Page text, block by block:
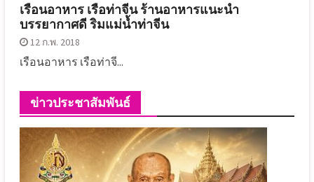
เรือนอาหาร เรือท่าจีน ร้านอาหารแนะนำ
บรรยากาศดี ริมแม่น้ำท่าจีน
12 ก.พ. 2018
เรือนอาหาร เรือท่าจี...
ข่าวประชาสัมพันธ์